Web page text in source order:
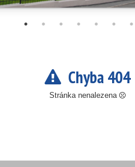
Chyba 404
Stránka nenalezena